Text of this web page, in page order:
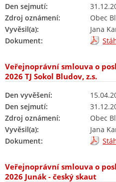
Den sejmutí:
Zdroj oznámení:
Obec
Vyvěsil(a):
Jana
Dokument:
Veřejnoprávní smlouva o
2026 TJ Sokol Bludov, z.s.
Den vyvěšení:
Den sejmutí:
Zdroj oznámení:
Obec
Vyvěsil(a):
Jana
Dokument:
Veřejnoprávní smlouva o
2026 Junák - český skaut